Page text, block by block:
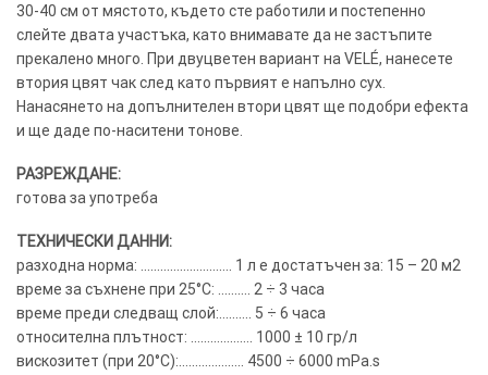
30-40 см от мястото, където сте работили и постепенно
слейте двата участъка, като внимавате да не застъпите
прекалено много. При двуцветен вариант на VELÉ, нанесете
втория цвят чак след като първият е напълно сух.
Нанасянето на допълнителен втори цвят ще подобри ефекта
и ще даде по-наситени тонове.
РАЗРЕЖДАНЕ:
готова за употреба
ТЕХНИЧЕСКИ ДАННИ:
разходна норма: ………………………. 1 л е достатъчен за: 15 – 20 м2
време за съхнене при 25°C: ………. 2 ÷ 3 часа
време преди следващ слой:………. 5 ÷ 6 часа
относителна плътност: ………………. 1000 ± 10 гр/л
вискозитет (при 20°C):……………….. 4500 ÷ 6000 mPa.s